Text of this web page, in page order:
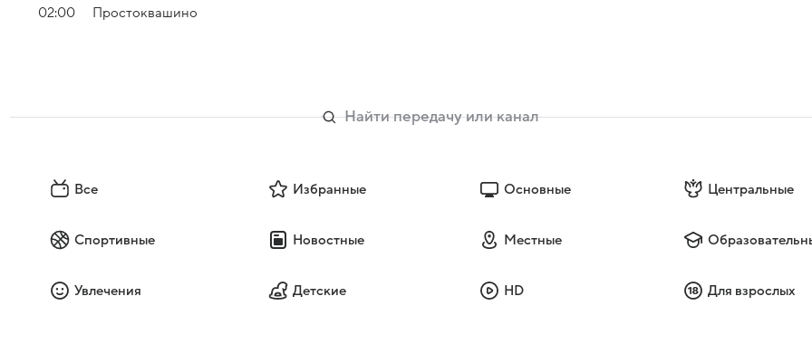
02:00 Простоквашино
Все Избранные Основные Центральные
Спортивные Новостные Местные
Увлечения Детские HD Для взрослых